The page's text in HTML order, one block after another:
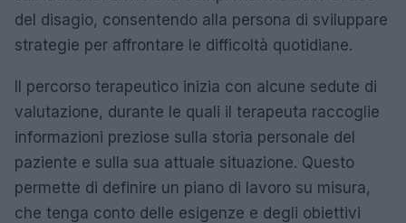
del disagio, consentendo alla persona di sviluppare
strategie per affrontare le difficoltà quotidiane.
Il percorso terapeutico inizia con alcune sedute di
valutazione, durante le quali il terapeuta raccoglie
informazioni preziose sulla storia personale del
paziente e sulla sua attuale situazione. Questo
permette di definire un piano di lavoro su misura,
che tenga conto delle esigenze e degli obiettivi